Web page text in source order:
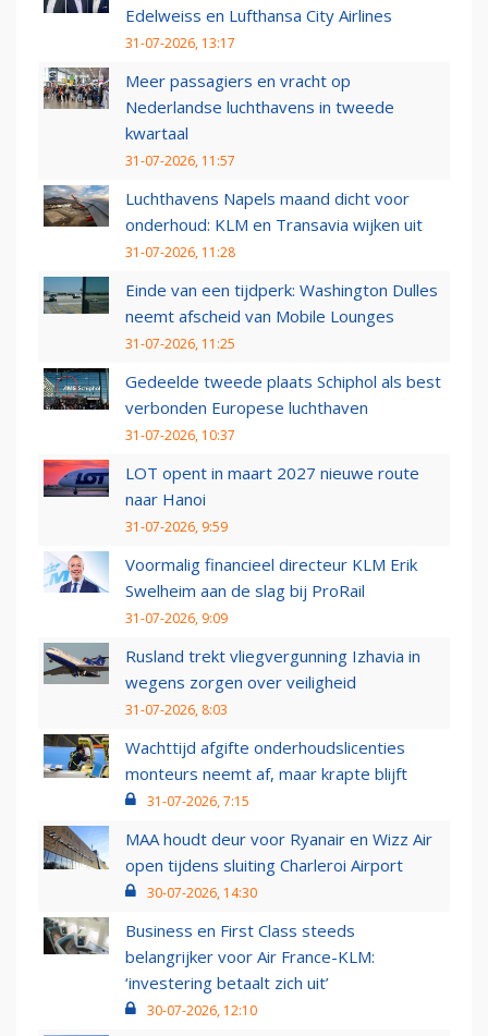
Edelweiss en Lufthansa City Airlines
31-07-2026, 13:17
Meer passagiers en vracht op
Nederlandse luchthavens in tweede
kwartaal
31-07-2026, 11:57
Luchthavens Napels maand dicht voor
onderhoud: KLM en Transavia wijken uit
31-07-2026, 11:28
Einde van een tijdperk: Washington Dulles
neemt afscheid van Mobile Lounges
31-07-2026, 11:25
Gedeelde tweede plaats Schiphol als best
verbonden Europese luchthaven
31-07-2026, 10:37
LOT opent in maart 2027 nieuwe route
naar Hanoi
31-07-2026, 9:59
Voormalig financieel directeur KLM Erik
Swelheim aan de slag bij ProRail
31-07-2026, 9:09
Rusland trekt vliegvergunning Izhavia in
wegens zorgen over veiligheid
31-07-2026, 8:03
Wachttijd afgifte onderhoudslicenties
monteurs neemt af, maar krapte blijft
31-07-2026, 7:15
MAA houdt deur voor Ryanair en Wizz Air
open tijdens sluiting Charleroi Airport
30-07-2026, 14:30
Business en First Class steeds
belangrijker voor Air France-KLM:
‘investering betaalt zich uit’
30-07-2026, 12:10